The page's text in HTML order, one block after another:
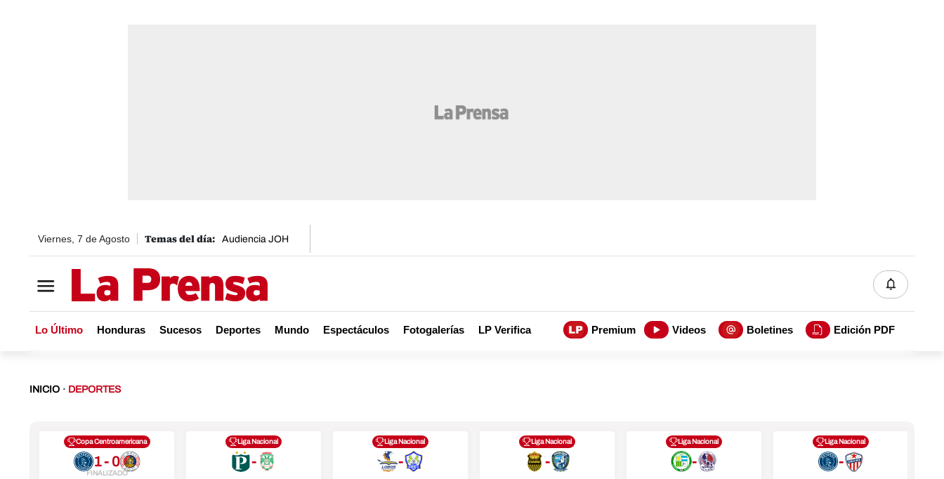
Viernes, 7 de Agosto Audiencia JOH
Lo Último Honduras Sucesos Deportes Mundo Espectáculos Fotogalerías LP Verifica Premium Videos Boletines Edición PDF
INICIO · DEPORTES
Copa Centroamericana
1 - 0
FINALIZADO
Liga Nacional
-
Liga Nacional
-
Liga Nacional
-
Liga Nacional
-
Liga Nacional
-